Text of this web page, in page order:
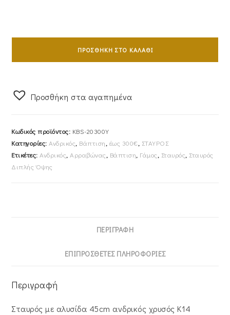
Σταυρός
Αλυσίδα
Χρυσός
KBS-
20300Y
ΠΡΟΣΘΉΚΗ ΣΤΟ ΚΑΛΆΘΙ
Προσθήκη στα αγαπημένα
Κωδικός προϊόντος: KBS-20300Y
Κατηγορίες: Ανδρικός, Βάπτιση, έως 300€, ΣΤΑΥΡΟΣ
Ετικέτες: Ανδρικός, Αρραβώνας, Βάπτιση, Γάμος, Σταυρός, Σταυρός
Διπλής Όψης
ΠΕΡΙΓΡΑΦΉ
ΕΠΙΠΡΌΣΘΕΤΕΣ ΠΛΗΡΟΦΟΡΊΕΣ
Περιγραφή
Σταυρός με αλυσίδα 45cm ανδρικός χρυσός Κ14